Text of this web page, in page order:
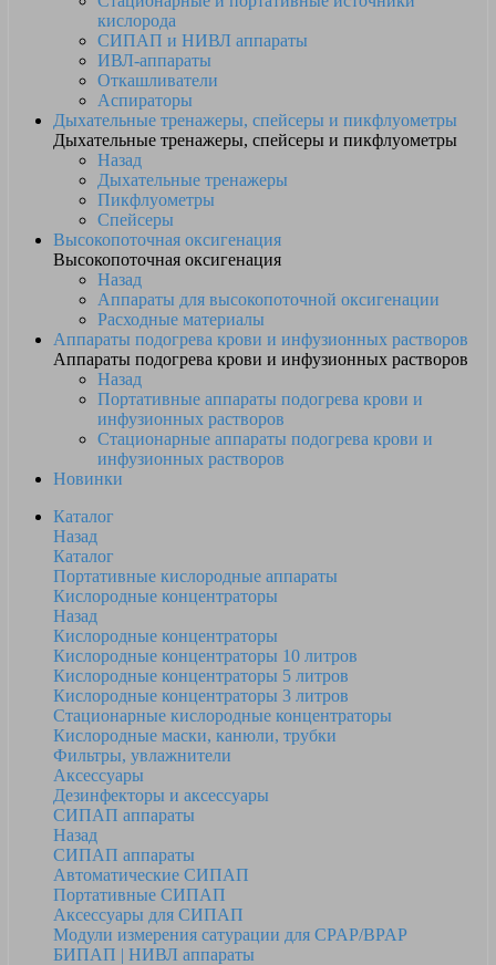
кислорода
СИПАП и НИВЛ аппараты
ИВЛ-аппараты
Откашливатели
Аспираторы
Дыхательные тренажеры, спейсеры и пикфлуометры
Дыхательные тренажеры, спейсеры и пикфлуометры
Назад
Дыхательные тренажеры
Пикфлуометры
Спейсеры
Высокопоточная оксигенация
Высокопоточная оксигенация
Назад
Аппараты для высокопоточной оксигенации
Расходные материалы
Аппараты подогрева крови и инфузионных растворов
Аппараты подогрева крови и инфузионных растворов
Назад
Портативные аппараты подогрева крови и
инфузионных растворов
Стационарные аппараты подогрева крови и
инфузионных растворов
Новинки
Каталог
Назад
Каталог
Портативные кислородные аппараты
Кислородные концентраторы
Назад
Кислородные концентраторы
Кислородные концентраторы 10 литров
Кислородные концентраторы 5 литров
Кислородные концентраторы 3 литров
Стационарные кислородные концентраторы
Кислородные маски, канюли, трубки
Фильтры, увлажнители
Аксессуары
Дезинфекторы и аксессуары
СИПАП аппараты
Назад
СИПАП аппараты
Автоматические СИПАП
Портативные СИПАП
Аксессуары для СИПАП
Модули измерения сатурации для CPAP/BPAP
БИПАП | НИВЛ аппараты